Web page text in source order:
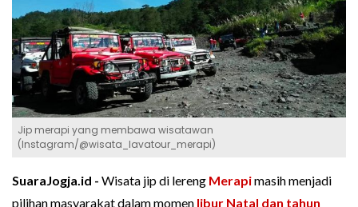
Jip merapi yang membawa wisatawan
(Instagram/@wisata_lavatour_merapi)
SuaraJogja.id - Wisata jip di lereng Merapimasih menjadi
pilihan masyarakat dalam momen libur Natal dan tahun